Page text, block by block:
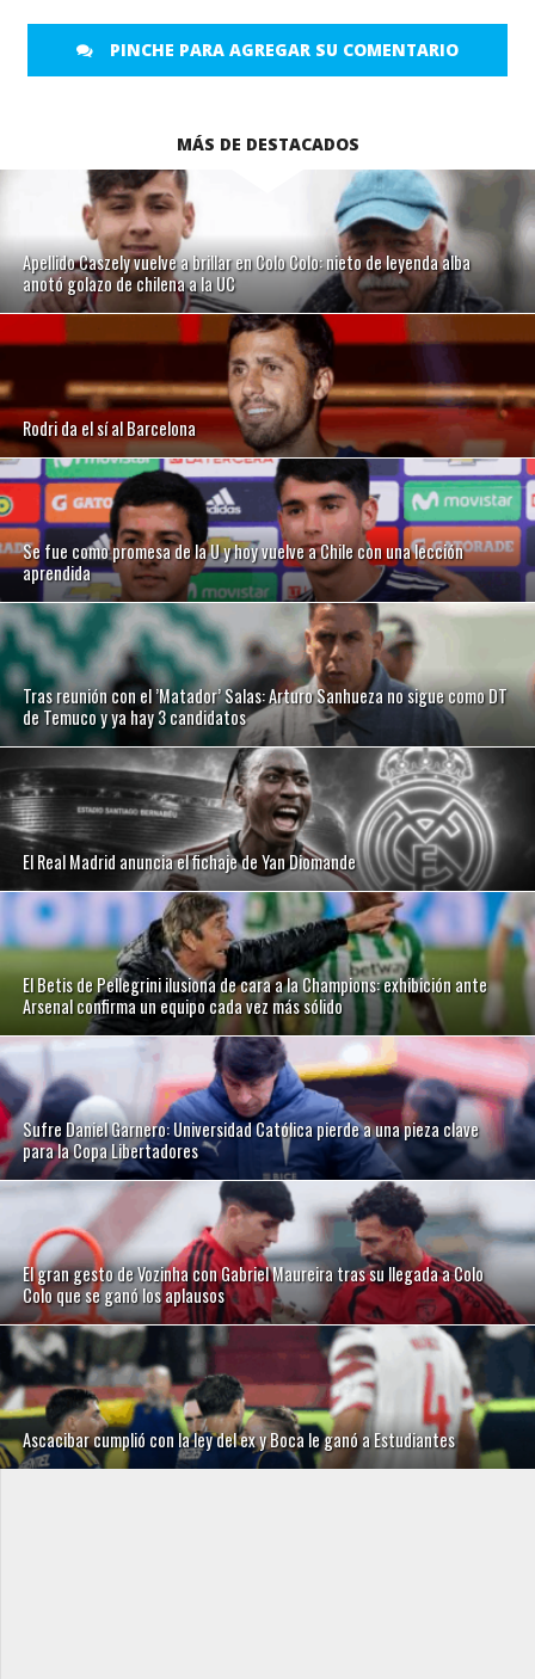
PINCHE PARA AGREGAR SU COMENTARIO
MÁS DE DESTACADOS
Apellido Caszely vuelve a brillar en Colo Colo: nieto de leyenda alba
anotó golazo de chilena a la UC
Rodri da el sí al Barcelona
Se fue como promesa de la U y hoy vuelve a Chile con una lección
aprendida
Tras reunión con el ’Matador’ Salas: Arturo Sanhueza no sigue como DT
de Temuco y ya hay 3 candidatos
El Real Madrid anuncia el fichaje de Yan Diomande
El Betis de Pellegrini ilusiona de cara a la Champions: exhibición ante
Arsenal confirma un equipo cada vez más sólido
Sufre Daniel Garnero: Universidad Católica pierde a una pieza clave
para la Copa Libertadores
El gran gesto de Vozinha con Gabriel Maureira tras su llegada a Colo
Colo que se ganó los aplausos
Ascacibar cumplió con la ley del ex y Boca le ganó a Estudiantes